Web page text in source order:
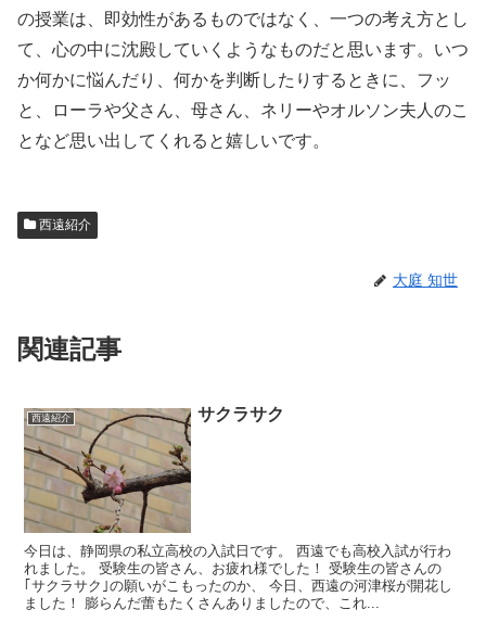
の授業は、即効性があるものではなく、一つの考え方とし
て、心の中に沈殿していくようなものだと思います。いつ
か何かに悩んだり、何かを判断したりするときに、フッ
と、ローラや父さん、母さん、ネリーやオルソン夫人のこ
となど思い出してくれると嬉しいです。
西遠紹介
大庭 知世
関連記事
西遠紹介 サクラサク
今日は、静岡県の私立高校の入試日です。 西遠でも高校入試が行わ
れました。 受験生の皆さん、お疲れ様でした！ 受験生の皆さんの
｢サクラサク｣の願いがこもったのか、 今日、西遠の河津桜が開花し
ました！ 膨らんだ蕾もたくさんありましたので、これ...